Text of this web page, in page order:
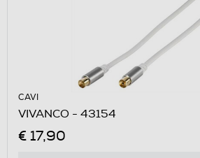
CAVI
VIVANCO - 43154
€ 17,90